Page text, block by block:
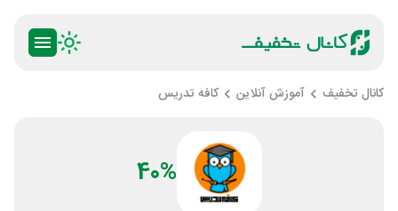
کانال تخفیف آموزش آنلاین کافه تدریس
40%